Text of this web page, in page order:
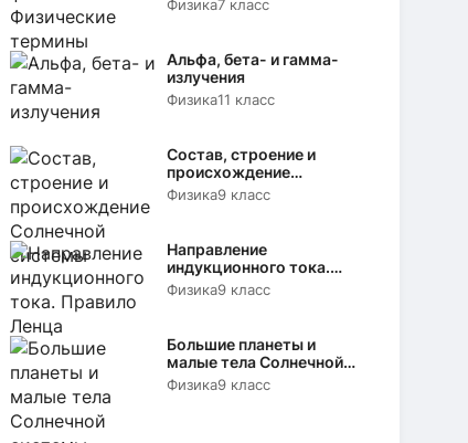
Физика7 класс
Альфа, бета- и гамма-
излучения
Физика11 класс
Состав, строение и
происхождение
Солнечной системы
Физика9 класс
Направление
индукционного тока.
Правило Ленца
Физика9 класс
Большие планеты и
малые тела Солнечной
системы
Физика9 класс